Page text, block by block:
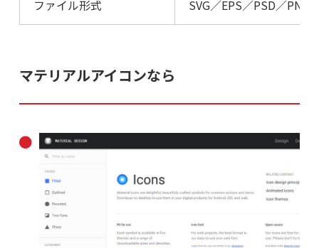
ファイル形式 SVG／EPS／PSD／PNG
マテリアルアイコンなら